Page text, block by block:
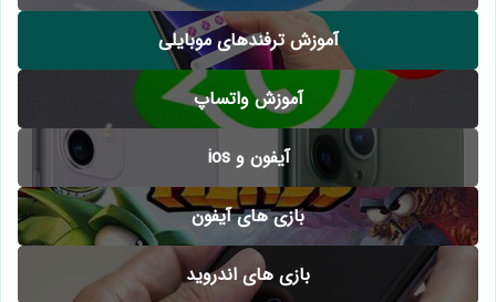
آموزش ترفندهای موبایلی
آموزش واتساپ
آیفون و ios
بازی های آیفون
بازی های اندروید